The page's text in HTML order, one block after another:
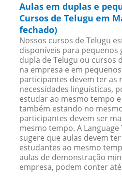
Aulas em duplas e
Cursos de Telugu em
fechado)
Nossos cursos de Telugu
disponíveis para pequenos
dupla de Telugu ou cursos
na empresa e em
participantes devem ter as
necessidades linguísticas,
estudar ao mesmo tempo
também estando no
participantes devem ser
mesmo tempo. A
sugere que aulas devem
estudantes ao mesmo
aulas de demonstração
empresa, podem conter